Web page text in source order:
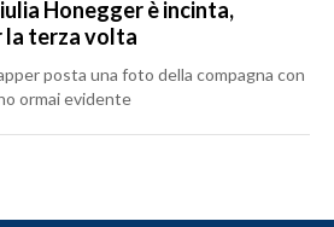
Honegger è incinta,
la terza volta
posta una foto della compagna con
ormai evidente